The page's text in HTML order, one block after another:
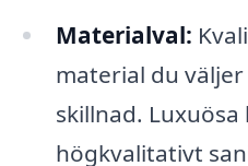
Materialval:
material du
skillnad.
högkvalitativt